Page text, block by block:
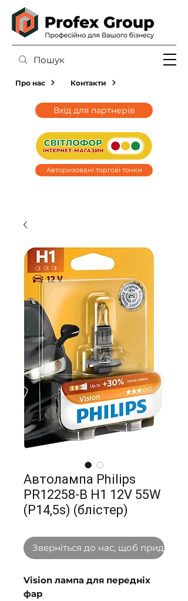
Про нас Контакти
Вхід для партнерів
Авторизовані торгові точки
Автолампа Philips
PR12258-B H1 12V 55W
(P14,5s) (блістер)
Зверніться до нас, щоб придбати
Vision лампа для передніх
фар